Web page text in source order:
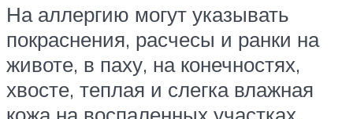
На аллергию могут указывать
покраснения, расчесы и ранки на
животе, в паху, на конечностях,
хвосте, теплая и слегка влажная
кожа на воспаленных участках.